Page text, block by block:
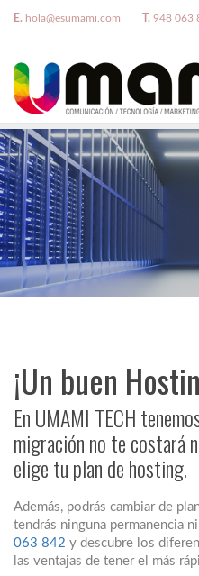
E. hola@esumami.com T. 948 063
¡Un buen
En UMAMI TECH
migración no te costará
elige tu plan de hosting.
Además, podrás cambiar de
tendrás ninguna permanencia
063 842 y descubre los
las ventajas de tener el más